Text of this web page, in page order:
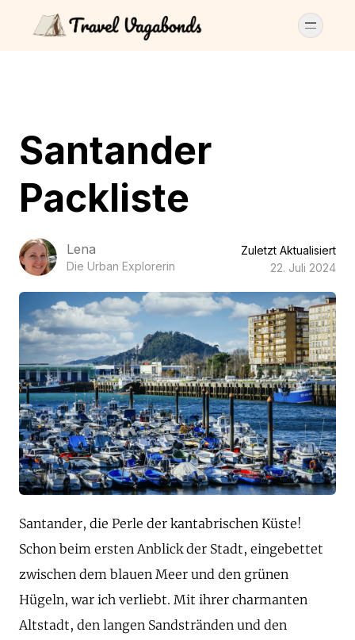
Santander
Packliste
Lena
Die Urban Explorerin
Zuletzt Aktualisiert
22. Juli 2024
Santander, die Perle der kantabrischen Küste!
Schon beim ersten Anblick der Stadt, eingebettet
zwischen dem blauen Meer und den grünen
Hügeln, war ich verliebt. Mit ihrer charmanten
Altstadt, den langen Sandstränden und den